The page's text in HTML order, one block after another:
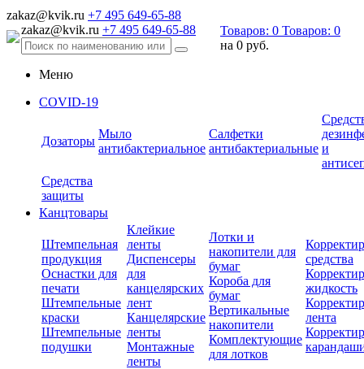
zakaz@kvik.ru +7 495 649-65-88
zakaz@kvik.ru +7 495 649-65-88 Товаров: 0 Товаров: 0
на 0 руб.
Меню
COVID-19
Дозаторы
Мыло
антибактериальное
Салфетки
антибактериальные и
Средства
защиты
Канцтовары
Штемпельная
продукция
Оснастки для
печати
Штемпельные
краски
Штемпельные
подушки
Клейкие
ленты
Диспенсеры
для
канцелярских
лент
Канцелярские
ленты
Монтажные
ленты
Лотки и
накопители для
бумаг
Короба для
бумаг
Вертикальные
накопители
Комплектующие
для лотков
средства
жидкость
лента